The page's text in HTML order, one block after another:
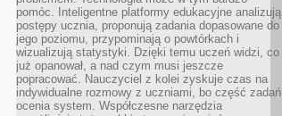
pomóc. Inteligentne platformy edukacyjne analizują
postępy ucznia, proponują zadania dopasowane do
jego poziomu, przypominają o powtórkach i
wizualizują statystyki. Dzięki temu uczeń widzi, co
już opanował, a nad czym musi jeszcze
popracować. Nauczyciel z kolei zyskuje czas na
indywidualne rozmowy z uczniami, bo część zadań
ocenia system. Współczesne narzędzia